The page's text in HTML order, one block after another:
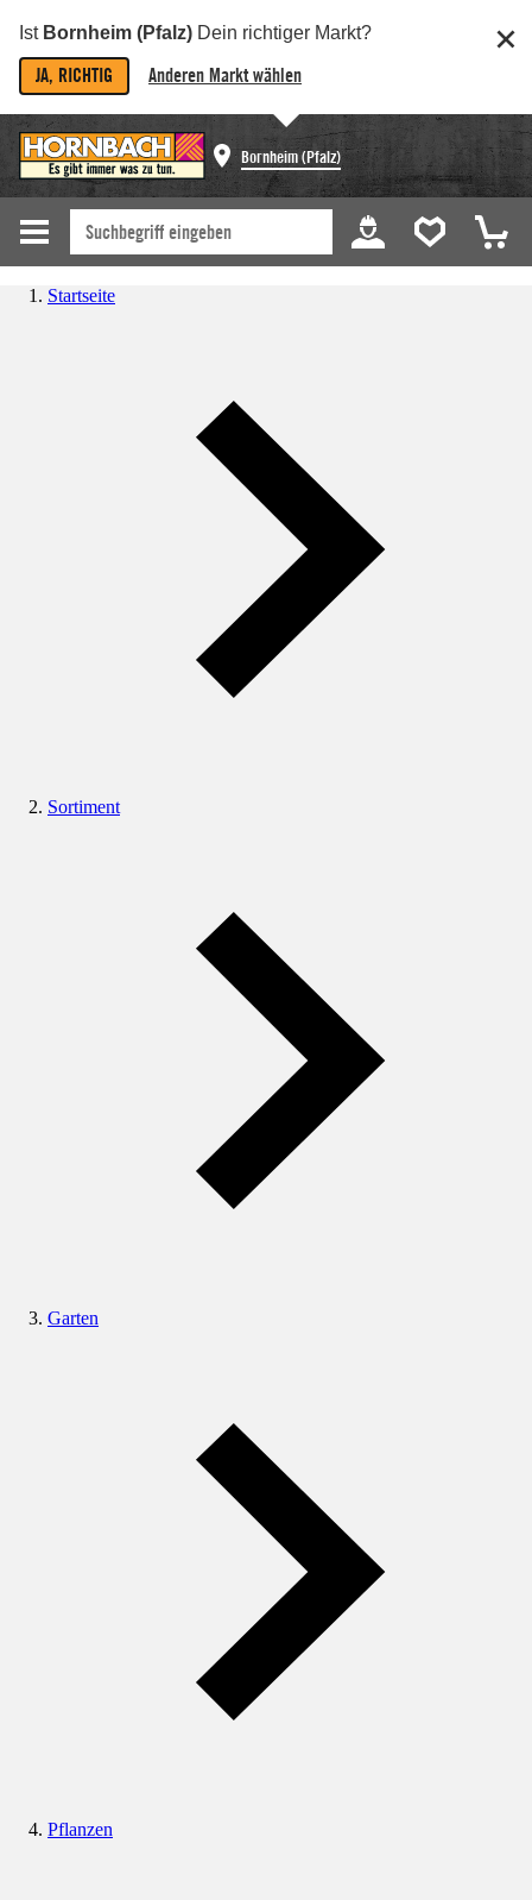
Ist Bornheim (Pfalz) Dein richtiger Markt?
JA, RICHTIG Anderen Markt wählen
Bornheim (Pfalz)
Startseite
Sortiment
Garten
Pflanzen